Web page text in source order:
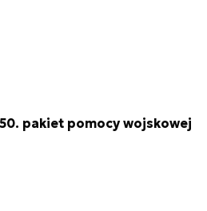
pakiet pomocy wojskowej